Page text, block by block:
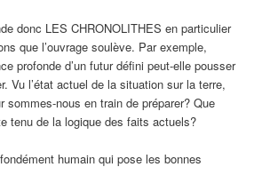
donc LES CHRONOLITHES en particulier
que l’ouvrage soulève. Par exemple,
profonde d’un futur défini peut-elle pousser
Vu l’état actuel de la situation sur la terre,
sommes-nous en train de préparer? Que
tenu de la logique des faits actuels?
humain qui pose les bonnes